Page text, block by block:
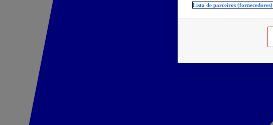
Lista de parceiros (fornecedores)